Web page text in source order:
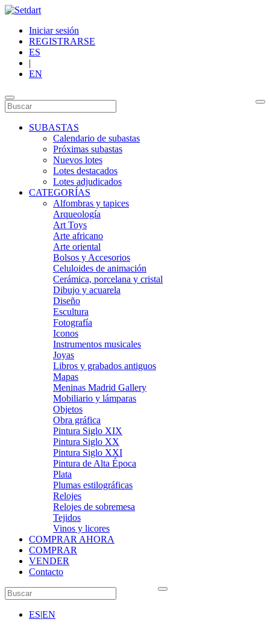
Iniciar sesión
REGISTRARSE
ES
|
EN
SUBASTAS
Calendario de subastas
Próximas subastas
Nuevos lotes
Lotes destacados
Lotes adjudicados
CATEGORÍAS
Alfombras y tapices
Arqueología
Art Toys
Arte africano
Arte oriental
Bolsos y Accesorios
Celuloides de animación
Cerámica, porcelana y cristal
Dibujo y acuarela
Diseño
Escultura
Fotografía
Iconos
Instrumentos musicales
Joyas
Libros y grabados antiguos
Mapas
Meninas Madrid Gallery
Mobiliario y lámparas
Objetos
Obra gráfica
Pintura Siglo XIX
Pintura Siglo XX
Pintura Siglo XXI
Pintura de Alta Época
Plata
Plumas estilográficas
Relojes
Relojes de sobremesa
Tejidos
Vinos y licores
COMPRAR AHORA
COMPRAR
VENDER
Contacto
ES|EN